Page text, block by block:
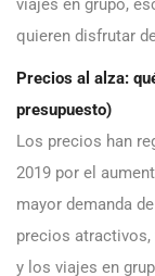
viajes en grupo,
quieren disfrutar
Precios al alza:
presupuesto)
Los precios han
2019 por el
mayor demanda
precios
y los viajes en